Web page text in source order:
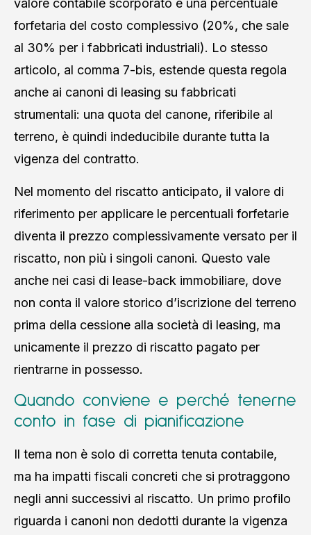
valore contabile scorporato e una percentuale
forfetaria del costo complessivo (20%, che sale
al 30% per i fabbricati industriali). Lo stesso
articolo, al comma 7-bis, estende questa regola
anche ai canoni di leasing su fabbricati
strumentali: una quota del canone, riferibile al
terreno, è quindi indeducibile durante tutta la
vigenza del contratto.
Nel momento del riscatto anticipato, il valore di
riferimento per applicare le percentuali forfetarie
diventa il prezzo complessivamente versato per il
riscatto, non più i singoli canoni. Questo vale
anche nei casi di lease-back immobiliare, dove
non conta il valore storico d’iscrizione del terreno
prima della cessione alla società di leasing, ma
unicamente il prezzo di riscatto pagato per
rientrarne in possesso.
Quando conviene e perché tenerne
conto in fase di pianificazione
Il tema non è solo di corretta tenuta contabile,
ma ha impatti fiscali concreti che si protraggono
negli anni successivi al riscatto. Un primo profilo
riguarda i canoni non dedotti durante la vigenza